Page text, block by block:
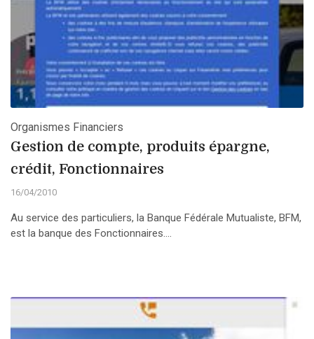
Organismes Financiers
Gestion de compte, produits épargne,
crédit, Fonctionnaires
16/04/2010
Au service des particuliers, la Banque Fédérale Mutualiste, BFM,
est la banque des Fonctionnaires....